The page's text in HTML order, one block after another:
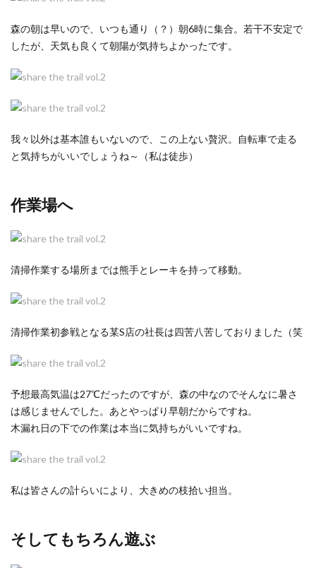
森の朝は早いので、いつも通り（？）朝6時に集合。若干不安定で
したが、天気も良くて朝陽が気持ちよかったです。
我々以外は基本誰もいないので、この上ない贅沢。自転車で走る
と気持ちがいいでしょうね～（私は徒歩）
作業場へ
清掃作業する場所までは熊手とレーキを持って移動。
清掃作業初参戦となる某S店の社長は四苦八苦しておりました（笑
予想最高気温は27℃だったのですが、森の中なのでそんなに暑さ
は感じませんでした。あとやっぱり早朝だからですね。
木漏れ日の下での作業は本当に気持ちがいいですね。
私は皆さんの計らいにより、大きめの枝拾い担当。
そしてもちろん遊ぶ